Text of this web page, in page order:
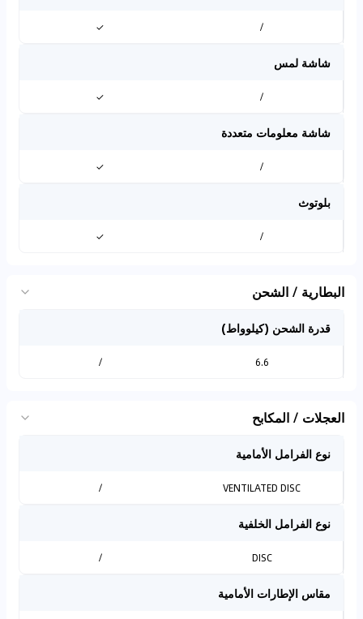
/
✓
شاشة لمس
/
✓
شاشة معلومات متعددة
/
✓
بلوتوث
/
✓
البطارية / الشحن
قدرة الشحن (كيلوواط)
6.6
/
العجلات / المكابح
نوع الفرامل الأمامية
VENTILATED DISC
/
نوع الفرامل الخلفية
DISC
/
مقاس الإطارات الأمامية